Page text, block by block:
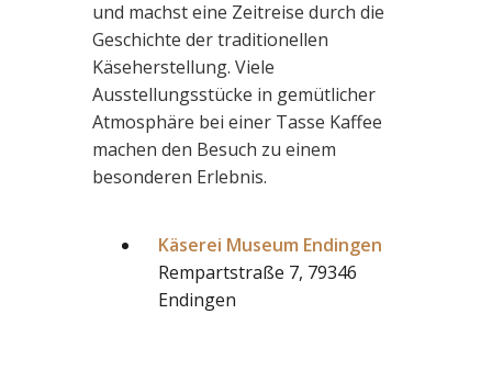
und machst eine Zeitreise durch die
Geschichte der traditionellen
Käseherstellung. Viele
Ausstellungsstücke in gemütlicher
Atmosphäre bei einer Tasse Kaffee
machen den Besuch zu einem
besonderen Erlebnis.
Käserei Museum Endingen
Rempartstraße 7, 79346
Endingen